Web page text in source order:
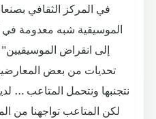
في المركز الثقافي
الموسيقية شبه معدومة في
إلى انقراض
تحديات من بعض
نتجنبها ونتحمل المتاعب …
لكن المتاعب تواجهنا من